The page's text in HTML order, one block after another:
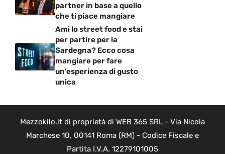
partner in base a quello
che ti piace mangiare
Ami lo street food e stai
per partire per la
Sardegna? Ecco cosa
mangiare per fare
un’esperienza di gusto
unica
Mezzokilo.it di proprietà di WEB 365 SRL - Via Nicola
Marchese 10, 00141 Roma (RM) - Codice Fiscale e
Partita I.V.A. 12279101005